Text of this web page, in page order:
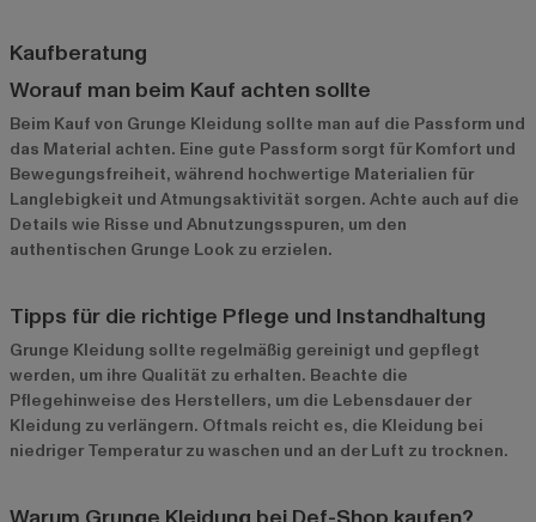
Kaufberatung
Worauf man beim Kauf achten sollte
Beim Kauf von Grunge Kleidung sollte man auf die Passform und
das Material achten. Eine gute Passform sorgt für Komfort und
Bewegungsfreiheit, während hochwertige Materialien für
Langlebigkeit und Atmungsaktivität sorgen. Achte auch auf die
Details wie Risse und Abnutzungsspuren, um den
authentischen Grunge Look zu erzielen.
Tipps für die richtige Pflege und Instandhaltung
Grunge Kleidung sollte regelmäßig gereinigt und gepflegt
werden, um ihre Qualität zu erhalten. Beachte die
Pflegehinweise des Herstellers, um die Lebensdauer der
Kleidung zu verlängern. Oftmals reicht es, die Kleidung bei
niedriger Temperatur zu waschen und an der Luft zu trocknen.